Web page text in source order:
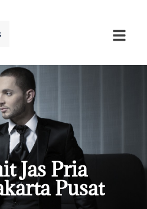
Jas Pria
Pusat